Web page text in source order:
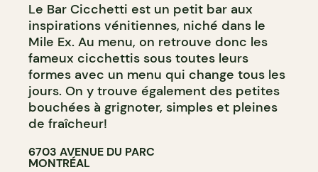
BAR À VIN
BAR À COCKTAIL
Le Bar Cicchetti est un petit bar aux
inspirations vénitiennes, niché dans le
Mile Ex. Au menu, on retrouve donc les
fameux cicchettis sous toutes leurs
formes avec un menu qui change tous les
jours. On y trouve également des petites
bouchées à grignoter, simples et pleines
de fraîcheur!
6703 AVENUE DU PARC
MONTRÉAL